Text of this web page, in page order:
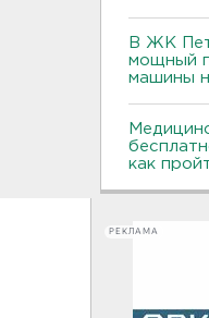
В ЖК
мощный
машины
как
РЕКЛАМА